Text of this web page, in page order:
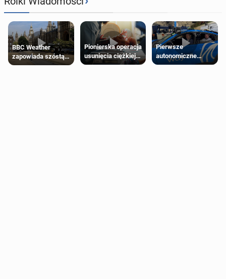
BBC Weather
zapowiada szóstą
falę upałów w
Pionierska operacja
usunięcia ciężkiej
wady wrodzonej
Pierwsze
autonomiczne
Ubery pojawią się